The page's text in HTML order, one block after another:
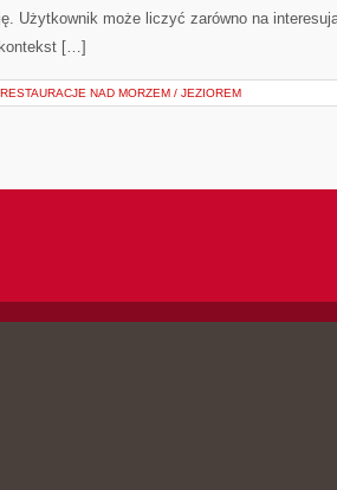
Użytkownik może liczyć zarówno na
[…]
RESTAURACJE NAD MORZEM / JEZIOREM